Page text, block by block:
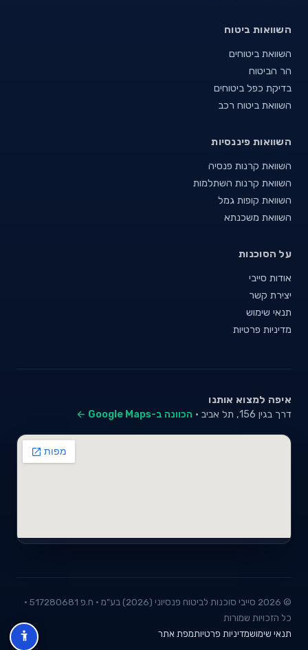
השוואות ביטוח
השוואת ביטוחים
הר הביטוח
בדיקת כפל ביטוחים
השוואת ביטוח רכב
השוואות פיננסיות
השוואת קרנות פנסיה
השוואת קרנות השתלמות
השוואת קופות גמל
השוואת משכנתא
על הסוכנות
אודות סייבי
יצירת קשר
תנאי שימוש
מדיניות פרטיות
איפה למצוא אותנו
דרך בגין 156, תל אביב · הכוונה ב-Google Maps ←
© 2026 סייבי סוכנות לביטוח פנסיוני (2026) בע"מ · ח.פ 517280681 ·
כל הזכויות שמורות
תנאי שימושמדיניות פרטיותמפת אתר